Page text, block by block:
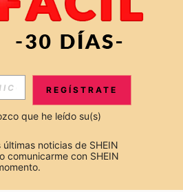
Y NOTICIAS DE SHEIN
REGÍSTRATE
que he leído su(s)
noticias de SHEIN
comunicarme con SHEIN